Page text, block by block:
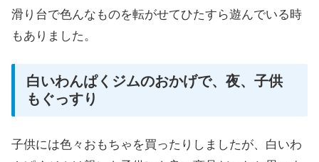
滑り台で色んなものを転がせてひたすら遊んでいる時
もありました。
白いわんぱくジムのおかげで、夜、子供
もぐっすり
子供には色々おもちゃを買ったりしましたが、白いわ